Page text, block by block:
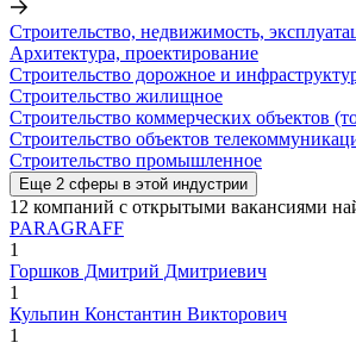
Строительство, недвижимость,
Архитектура, проектирование
Строительство дорожное и
Строительство жилищное
Строительство коммерческих объектов
Строительство объектов
Строительство промышленное
Еще 2 сферы в этой индустрии
12 компаний с открытыми вакансиями
PARAGRAFF
1
Горшков Дмитрий Дмитриевич
1
Кульпин Константин Викторович
1